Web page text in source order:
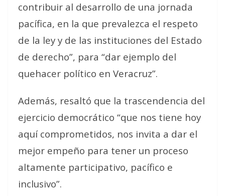
contribuir al desarrollo de una jornada
pacífica, en la que prevalezca el respeto
de la ley y de las instituciones del Estado
de derecho”, para “dar ejemplo del
quehacer político en Veracruz”.
Además, resaltó que la trascendencia del
ejercicio democrático “que nos tiene hoy
aquí comprometidos, nos invita a dar el
mejor empeño para tener un proceso
altamente participativo, pacífico e
inclusivo”.